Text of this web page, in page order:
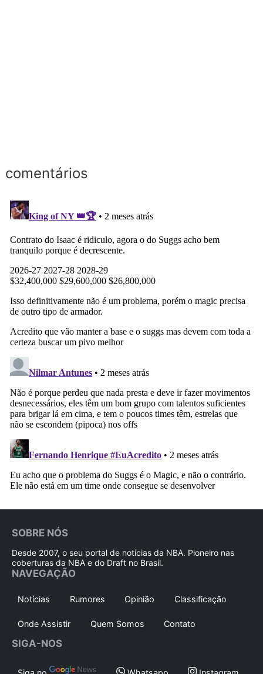
comentários
SOBRE NÓS
Desde 2007, o seu portal de notícias da NBA. Pioneiro nas
coberturas da NBA e do Draft no Brasil.
NAVEGAÇÃO
Notícias Rumores Opinião Classificação
Onde Assistir Quem Somos Contato
SIGA-NOS